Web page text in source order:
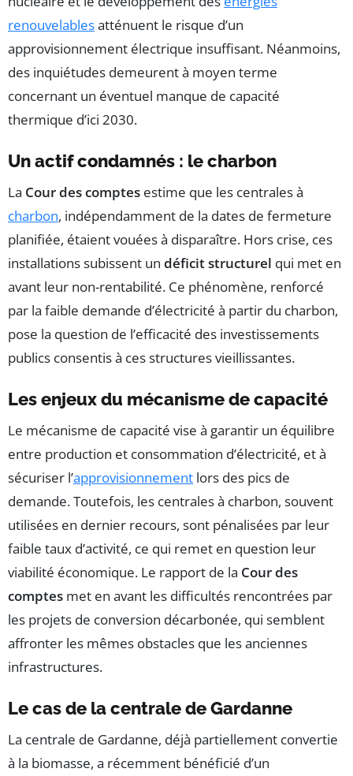
renouvelablesatténuent le risque d’un
approvisionnement électrique insuffisant. Néanmoins,
des inquiétudes demeurent à moyen terme
concernant un éventuel manque de capacité
thermique d’ici 2030.
Un actif condamnés : le charbon
La Cour des comptes estime que les centrales à
charbon, indépendamment de la dates de fermeture
planifiée, étaient vouées à disparaître. Hors crise, ces
installations subissent un déficit structurel qui met en
avant leur non-rentabilité. Ce phénomène, renforcé
par la faible demande d’électricité à partir du charbon,
pose la question de l’efficacité des investissements
publics consentis à ces structures vieillissantes.
Les enjeux du mécanisme de capacité
Le mécanisme de capacité vise à garantir un équilibre
entre production et consommation d’électricité, et à
sécuriser l’approvisionnement lors des pics de
demande. Toutefois, les centrales à charbon, souvent
utilisées en dernier recours, sont pénalisées par leur
faible taux d’activité, ce qui remet en question leur
viabilité économique. Le rapport de la Cour des
comptes met en avant les difficultés rencontrées par
les projets de conversion décarbonée, qui semblent
affronter les mêmes obstacles que les anciennes
infrastructures.
Le cas de la centrale de Gardanne
La centrale de Gardanne, déjà partiellement convertie
à la biomasse, a récemment bénéficié d’un